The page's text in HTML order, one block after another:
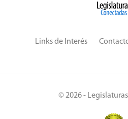
Links de Interés
© 2026 -